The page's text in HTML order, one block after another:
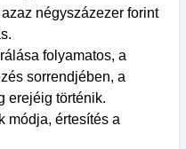
négyszázezer forint
folyamatos, a
sorrendjében, a
erejéig történik.
módja, értesítés a